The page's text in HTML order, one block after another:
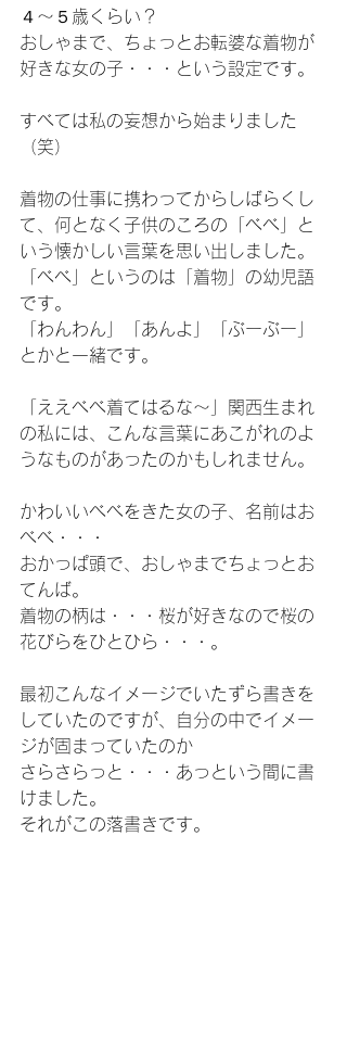
４～５歳くらい？
おしゃまで、ちょっとお転婆な着物が
好きな女の子・・・という設定です。
すべては私の妄想から始まりました
（笑）
着物の仕事に携わってからしばらくし
て、何となく子供のころの「べべ」と
いう懐かしい言葉を思い出しました。
「べべ」というのは「着物」の幼児語
です。
「わんわん」「あんよ」「ぶーぶー」
とかと一緒です。
「ええべべ着てはるな～」関西生まれ
の私には、こんな言葉にあこがれのよ
うなものがあったのかもしれません。
かわいいべべをきた女の子、名前はお
べべ・・・
おかっぱ頭で、おしゃまでちょっとお
てんば。
着物の柄は・・・桜が好きなので桜の
花びらをひとひら・・・。
最初こんなイメージでいたずら書きを
していたのですが、自分の中でイメー
ジが固まっていたのか
さらさらっと・・・あっという間に書
けました。
それがこの落書きです。